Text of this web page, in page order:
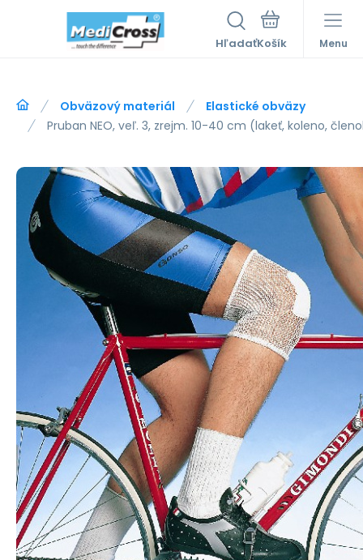
Hľadať Menu
Obväzový materiál
Elastické obväzy
Pruban NEO, veľ. 3, zrejm. 10-40 cm (lakeť, koleno,